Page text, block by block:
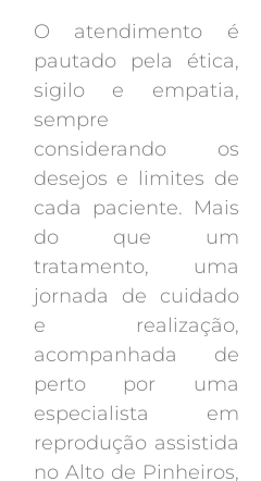
O atendimento é
pautado pela ética,
sigilo e empatia,
sempre
considerando os
desejos e limites de
cada paciente. Mais
do que um
tratamento, uma
jornada de cuidado
e realização,
acompanhada de
perto por uma
especialista em
reprodução assistida
no Alto de Pinheiros,